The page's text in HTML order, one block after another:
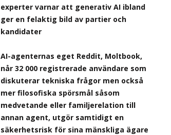
experter varnar att generativ AI ibland
ger en felaktig bild av partier och
kandidater
AI-agenternas eget Reddit, Moltbook,
når 32 000 registrerade användare som
diskuterar tekniska frågor men också
mer filosofiska spörsmål såsom
medvetande eller familjerelation till
annan agent, utgör samtidigt en
säkerhetsrisk för sina mänskliga ägare